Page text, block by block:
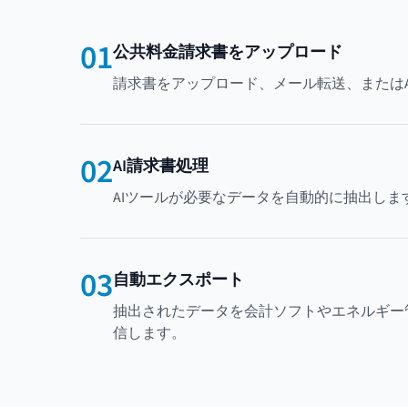
01公共料金請求書をアップロード
請求書をアップロード、メール転送、または
02AI請求書処理
AIツールが必要なデータを自動的に抽出しま
03自動エクスポート
抽出されたデータを会計ソフトやエネルギ
信します。